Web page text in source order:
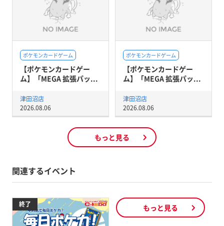
ポケモンカードゲーム
【ポケモンカードゲー
ム】「MEGA 拡張パッ...
津田沼店
2026.08.06
ポケモンカードゲーム
【ポケモンカードゲー
ム】「MEGA 拡張パッ...
津田沼店
2026.08.06
もっと見る
関連するイベント
終了 もっと見る